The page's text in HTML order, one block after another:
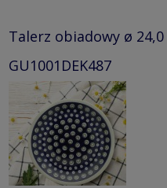
Talerz obiadowy ø 24,0
GU1001DEK487